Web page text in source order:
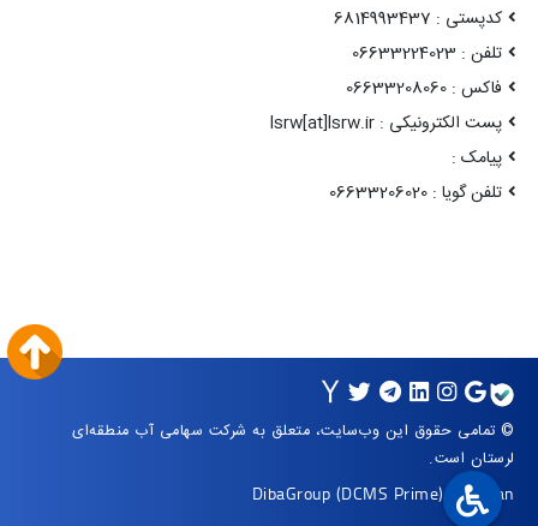
کدپستی : 6814993437
تلفن : 06633224023
فاکس : 06633208060
پست الکترونیکی : lsrw[at]lsrw.ir
پیامک :
تلفن گویا : 06633206020
© تمامی حقوق این وب‌سایت، متعلق به شرکت سهامی آب منطقه‌ای
لرستان است.
DibaGroup (DCMS Prime)|Arvan